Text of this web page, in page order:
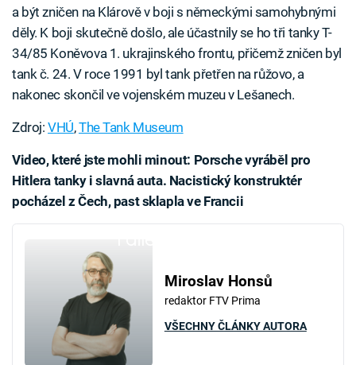
a být zničen na Klárově v boji s německými samohybnými
děly. K boji skutečně došlo, ale účastnily se ho tři tanky T-
34/85 Koněvova 1. ukrajinského frontu, přičemž zničen byl
tank č. 24. V roce 1991 byl tank přetřen na růžovo, a
nakonec skončil ve vojenském muzeu v Lešanech.
Zdroj:VHÚ,The Tank Museum
Video, které jste mohli minout: Porsche vyráběl pro
Hitlera tanky i slavná auta. Nacistický konstruktér
pocházel z Čech, past sklapla ve Francii
Miroslav Honsů
redaktor FTV Prima
VŠECHNY ČLÁNKY AUTORA